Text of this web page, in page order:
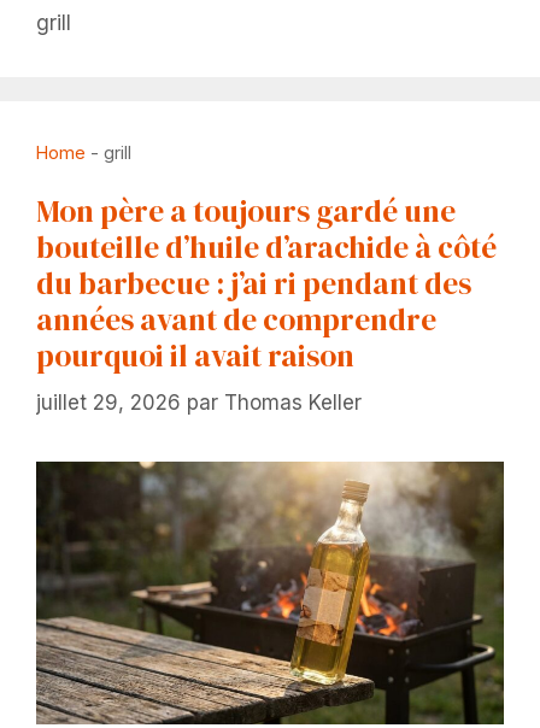
grill
Home - grill
Mon père a toujours gardé une
bouteille d’huile d’arachide à côté
du barbecue : j’ai ri pendant des
années avant de comprendre
pourquoi il avait raison
juillet 29, 2026 par Thomas Keller